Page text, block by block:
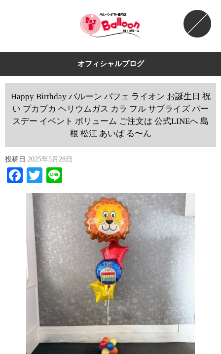
オフィシャルブログ
Happy Birthday バルーン パフェ ライオン お誕生日 祝
い プカプカ ヘリウムガス カラ フル サプライズ バー
スデー イベント ボリューム ご注文は 公式LINEへ 島
根 松江 あいば る〜ん
投稿日 2025年5月28日
Facebook
Twitter